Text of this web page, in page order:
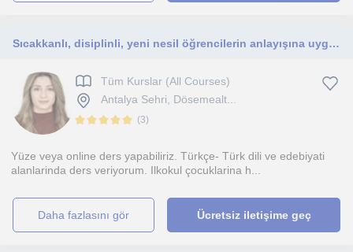
Sıcakkanlı, disiplinli, yeni nesil öğrencilerin anlayışına uygun biriyim
Tüm Kurslar (All Courses)
Antalya Sehri, Dösemealt...
(3)
Yüze veya online ders yapabiliriz. Türkçe- Türk dili ve edebiyati
alanlarinda ders veriyorum. Ilkokul çocuklarina h...
daha fazlasını gör Ücretsiz iletişime geç